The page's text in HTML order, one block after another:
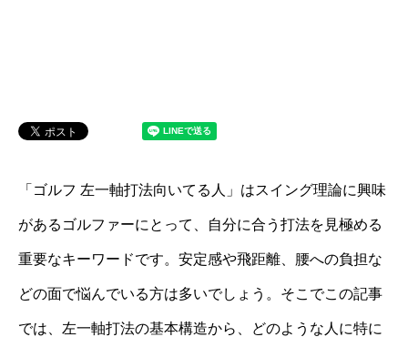
「ゴルフ 左一軸打法向いてる人」はスイング理論に興味
があるゴルファーにとって、自分に合う打法を見極める
重要なキーワードです。安定感や飛距離、腰への負担な
どの面で悩んでいる方は多いでしょう。そこでこの記事
では、左一軸打法の基本構造から、どのような人に特に